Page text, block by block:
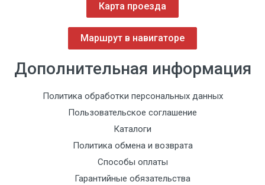
Карта проезда
Маршрут в навигаторе
Дополнительная информация
Политика обработки персональных данных
Пользовательское соглашение
Каталоги
Политика обмена и возврата
Способы оплаты
Гарантийные обязательства